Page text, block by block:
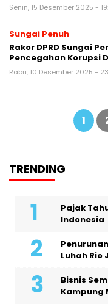
Senin, 15 Desember 2025 -
Sungai Penuh
Rakor DPRD Sungai
Pencegahan Korupsi
Rabu, 10 Desember 2025 -
Paginasi
1
TRENDING
Pajak
Indonesia
Luhah Rio
Bisnis
Kampung